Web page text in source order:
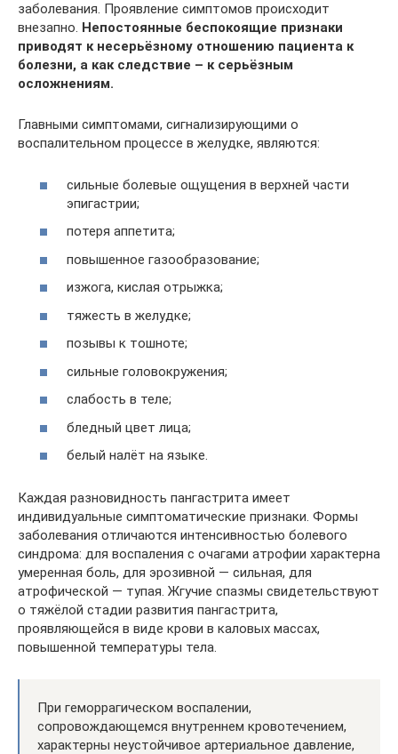
заболевания. Проявление симптомов происходит
внезапно. Непостоянные беспокоящие признаки
приводят к несерьёзному отношению пациента к
болезни, а как следствие – к серьёзным
осложнениям.
Главными симптомами, сигнализирующими о
воспалительном процессе в желудке, являются:
сильные болевые ощущения в верхней части
эпигастрии;
потеря аппетита;
повышенное газообразование;
изжога, кислая отрыжка;
тяжесть в желудке;
позывы к тошноте;
сильные головокружения;
слабость в теле;
бледный цвет лица;
белый налёт на языке.
Каждая разновидность пангастрита имеет
индивидуальные симптоматические признаки. Формы
заболевания отличаются интенсивностью болевого
синдрома: для воспаления с очагами атрофии характерна
умеренная боль, для эрозивной — сильная, для
атрофической — тупая. Жгучие спазмы свидетельствуют
о тяжёлой стадии развития пангастрита,
проявляющейся в виде крови в каловых массах,
повышенной температуры тела.
При геморрагическом воспалении,
сопровождающемся внутреннем кровотечением,
характерны неустойчивое артериальное давление,